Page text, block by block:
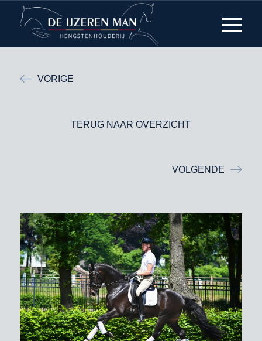
VORIGE
TERUG NAAR OVERZICHT
VOLGENDE